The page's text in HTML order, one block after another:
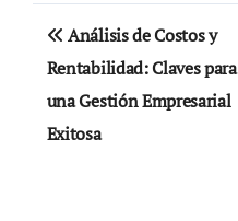
Navegación
de
entradas
Análisis de Costos y
Rentabilidad: Claves para
una Gestión Empresarial
Exitosa